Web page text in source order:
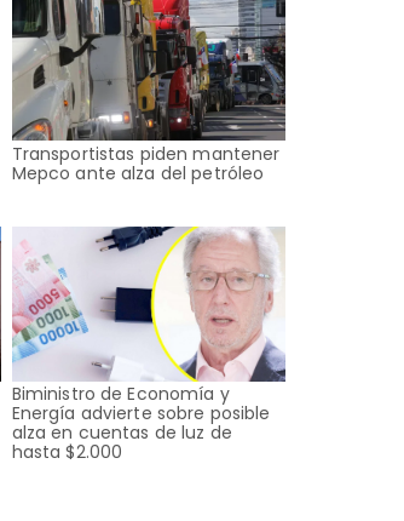
Transportistas piden mantener
Mepco ante alza del petróleo
Biministro de Economía y
Energía advierte sobre posible
alza en cuentas de luz de
hasta $2.000